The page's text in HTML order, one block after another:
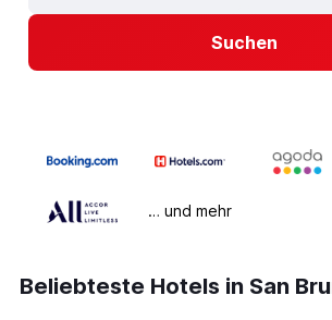
Suchen
… und mehr
Beliebteste Hotels in San